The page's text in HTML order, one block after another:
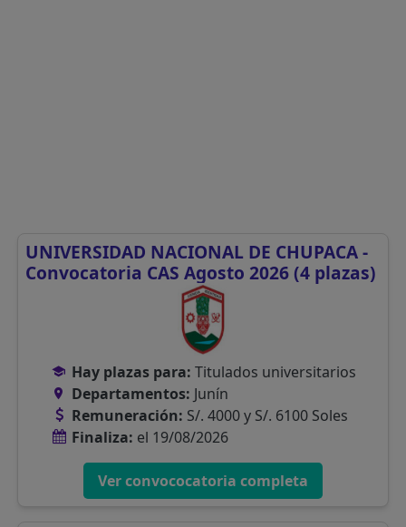
UNIVERSIDAD NACIONAL DE CHUPACA -
Convocatoria CAS Agosto 2026 (4 plazas)
Hay plazas para: Titulados universitarios
Departamentos: Junín
Remuneración: S/. 4000 y S/. 6100 Soles
Finaliza: el 19/08/2026
Ver convococatoria completa